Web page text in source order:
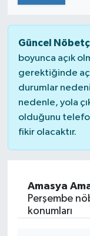
Güncel
boyunca açık
gerektiğinde
durumlar
nedenle, yola
olduğunu
fikir olacaktır.
Amasya
Perşembe
konumları